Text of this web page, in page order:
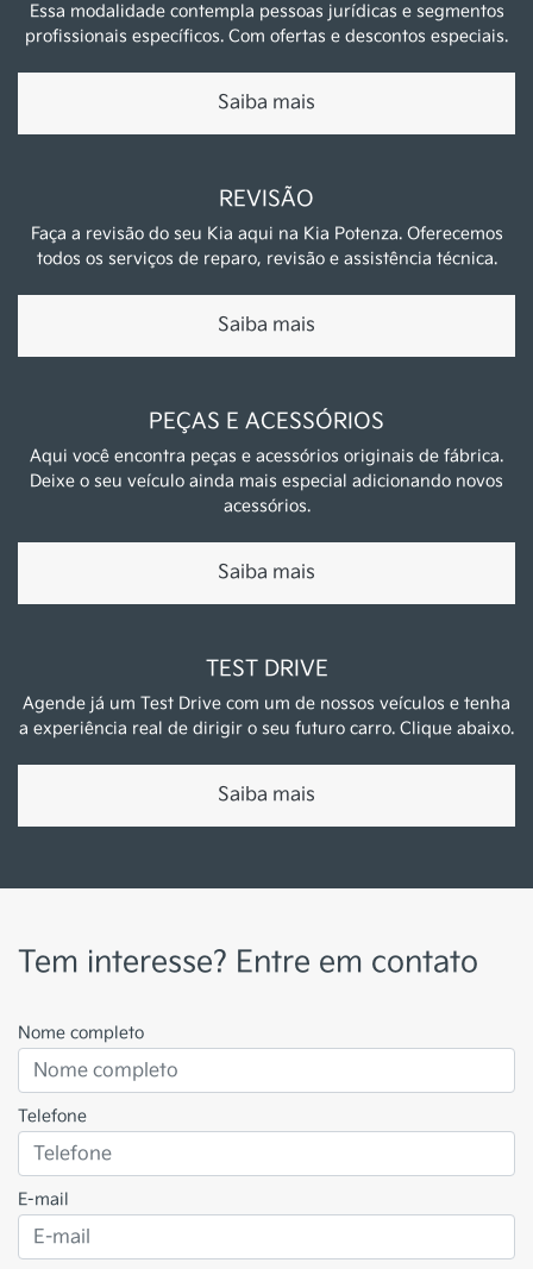
Essa modalidade contempla pessoas jurídicas e segmentos
profissionais específicos. Com ofertas e descontos especiais.
Saiba mais
REVISÃO
Faça a revisão do seu Kia aqui na Kia Potenza. Oferecemos
todos os serviços de reparo, revisão e assistência técnica.
Saiba mais
PEÇAS E ACESSÓRIOS
Aqui você encontra peças e acessórios originais de fábrica.
Deixe o seu veículo ainda mais especial adicionando novos
acessórios.
Saiba mais
TEST DRIVE
Agende já um Test Drive com um de nossos veículos e tenha
a experiência real de dirigir o seu futuro carro. Clique abaixo.
Saiba mais
Tem interesse? Entre em contato
Nome completo
Telefone
E-mail